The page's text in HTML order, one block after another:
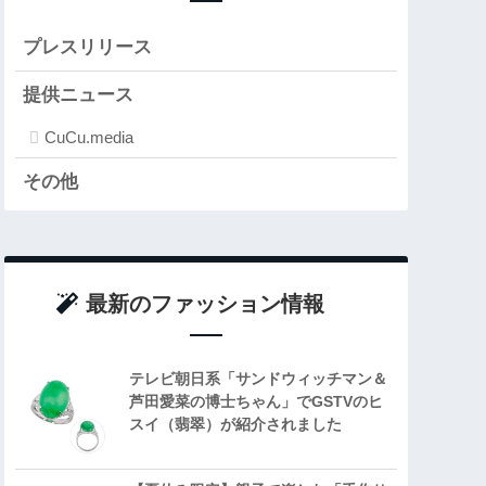
プレスリリース
提供ニュース
CuCu.media
その他
最新のファッション情報
テレビ朝日系「サンドウィッチマン＆
芦田愛菜の博士ちゃん」でGSTVのヒ
スイ（翡翠）が紹介されました